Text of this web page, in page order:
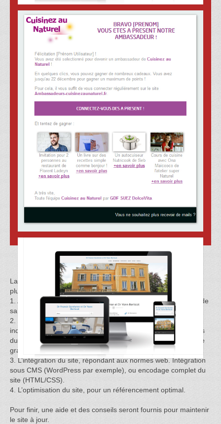
La conception d’un site web à l’image du client se fait en
plusieurs étapes :
1. Avant tout, la communication est un élément essentiel afin de
saisir les désirs du client et l’objectif du site.
2. S’ensuivra la réalisation de maquettes. Une phase
indispensable pour s’assurer que le site répondra aux attentes
du clients. Les maquettes seront réalisées en suivant la charte
graphique si elle existe, sinon, elle sera conçue à ce moment.
3. L’intégration du site, répondant aux normes web. Intégration
sous CMS (WordPress par exemple), ou encodage complet du
site (HTML/CSS).
4. L’optimisation du site, pour un référencement optimal.
Pour finir, une aide et des conseils seront fournis pour maintenir
le site à jour.